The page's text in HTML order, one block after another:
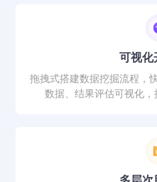
可视化
拖拽式搭建数据挖掘流程，
数据、结果评估可视化，